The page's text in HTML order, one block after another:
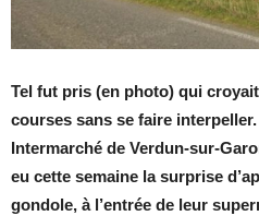
Tel fut pris (en photo) qui
courses sans se faire
Intermarché de Verdun-sur-
eu cette semaine la surprise
gondole, à l’entrée de leur